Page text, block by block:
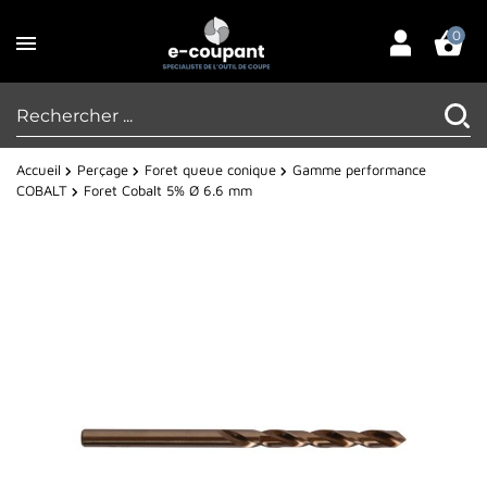
0
Accueil Perçage Foret queue conique
Gamme performance
COBALT
Foret Cobalt 5% Ø 6.6 mm